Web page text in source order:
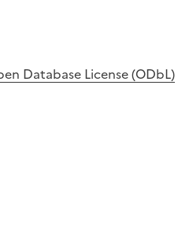
Database License (ODbL)